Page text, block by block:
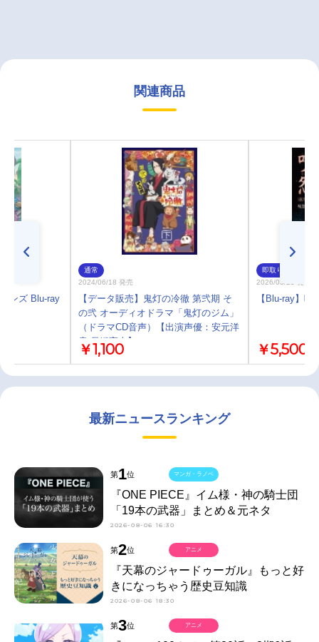
関連商品
ンズ Blu-ray
通常
2024/06/18 発売
【データ販売】鬼灯の冷徹 第弐期 そ
の弐 オーディオドラマ「鬼灯のジム」
（ドラマCD音声）【出演声優：安元洋
貴 長嶝高士】
￥1,100
即取り
2026/03/25 発売
【Blu-ray】
￥5,500
最新ニュースランキング
第1位
『ONE PIECE』イム様・神の騎士団
「19本の武器」まとめ＆元ネタ
2026-08-06 16:30
マンガ・ラノベ
第2位
『天幕のジャードゥーガル』もっと好
きになっちゃう歴史豆知識
2026-08-06 18:30
アニメ
第3位 アニメ